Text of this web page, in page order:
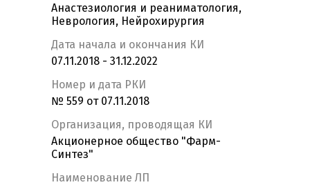
Анастезиология и реаниматология,
Неврология, Нейрохирургия
Дата начала и окончания КИ
07.11.2018 - 31.12.2022
Номер и дата РКИ
№ 559 от 07.11.2018
Организация, проводящая КИ
Акционерное общество "Фарм-
Синтез"
Наименование ЛП